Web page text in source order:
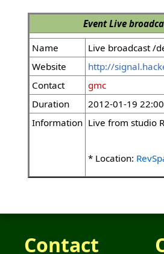
EventLive
Name
Live broadcast /
Website
http://
Contact
gmc
Duration
2012-01-19
Information Live from studio
* Location:
Contact